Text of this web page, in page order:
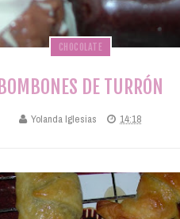
CHOCOLATE
BOMBONES DE TURRÓN
Yolanda Iglesias 14:18